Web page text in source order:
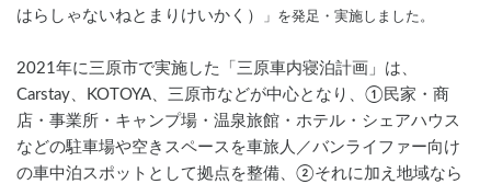
はらしゃないねとまりけいかく）
」を発足・実施しました。
2021年に三原市で実施した「三原車内寝泊計画」は、
Carstay、KOTOYA、三原市などが中心となり、①民家・商
店・事業所・キャンプ場・温泉旅館・ホテル・シェアハウス
などの駐車場や空きスペースを車旅人／バンライファー向け
の車中泊スポットとして拠点を整備、②それに加え地域なら